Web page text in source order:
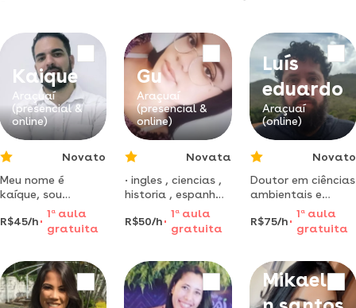
Kaique
Araçuaí
(presencial &
online)
Novato
Meu nome é
kaíque, sou
graduado em
odontologia, pós
graduado em
tenho mestrado
em gestão, sou
professor
R$45/h
1 aaula
gratuita
Gu
Araçuaí
(presencial &
online)
Novata
• ingles , ciencias ,
historia , espanhol
, literatura ,
portgues . •
metodos usados
formada em tec
adminisgtraçao ,
letras , bacharel
R$50/h
1 a aula
gratuita
Luís
eduardo
Araçuaí
(online)
Novato
Doutor em ciências
ambientais e
conservação pela
ufrj. ampla
experiência
nacional e
internacional.
especialista em
R$75/h
1 aaula
gratuita
Mikaela